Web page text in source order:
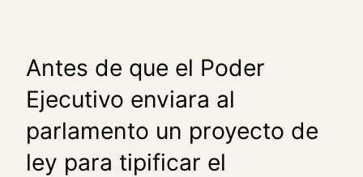
Antes de que el Poder
Ejecutivo enviara al
parlamento un proyecto de
ley para tipificar el